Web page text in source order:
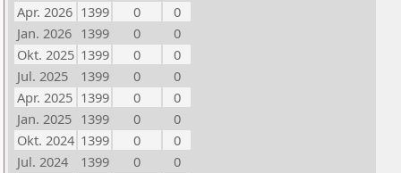
Apr. 2026 1399 0
0
Jan. 2026 1399 0
0
Okt. 2025 1399 0
0
Jul. 2025
1399 0
0
Apr. 2025 1399 0
0
Jan. 2025 1399 0
0
Okt. 2024 1399 0
0
Jul. 2024
1399 0
0